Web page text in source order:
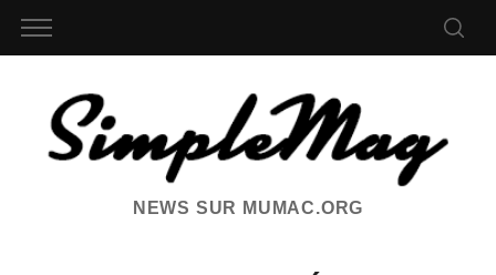
NEWS SUR MUMAC.ORG